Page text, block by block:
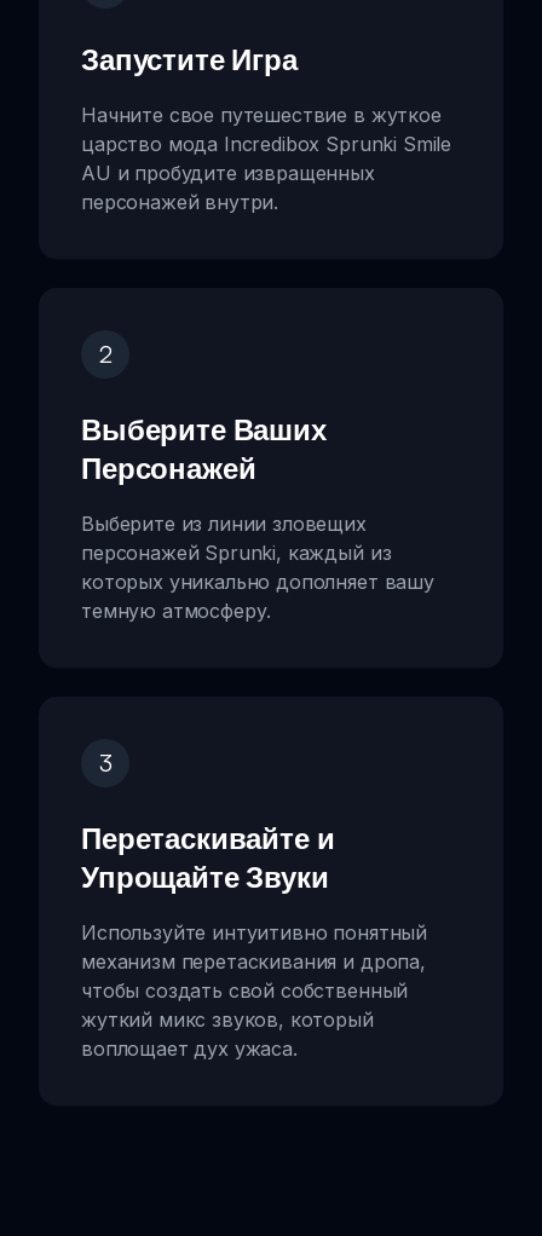
Запустите Игра
Начните свое путешествие в жуткое
царство мода Incredibox Sprunki Smile
AU и пробудите извращенных
персонажей внутри.
2
Выберите Ваших
Персонажей
Выберите из линии зловещих
персонажей Sprunki, каждый из
которых уникально дополняет вашу
темную атмосферу.
3
Перетаскивайте и
Упрощайте Звуки
Используйте интуитивно понятный
механизм перетаскивания и дропа,
чтобы создать свой собственный
жуткий микс звуков, который
воплощает дух ужаса.